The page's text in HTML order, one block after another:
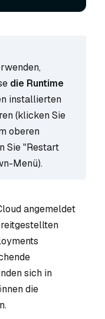
die Runtime
installierten
(klicken Sie
oberen
Sie "Restart
Menü).
angemeldet
sich in
die